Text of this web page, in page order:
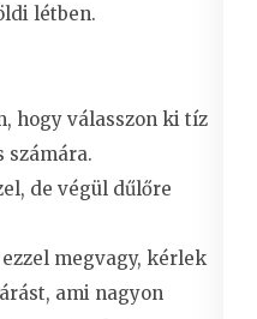
létben.
hogy válasszon ki tíz
számára.
de végül dűlőre
megvagy, kérlek
ami nagyon